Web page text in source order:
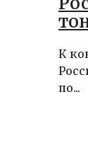
К
по...